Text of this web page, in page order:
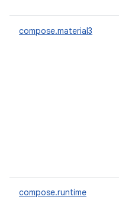
compose.material3
compose.runtime